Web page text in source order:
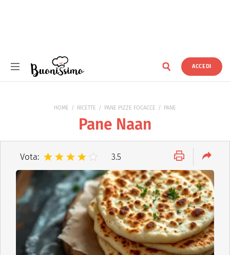
ACCEDI
HOME RICETTE PANE PIZZE FOCACCE PANE
Pane Naan
Vota: 3.5